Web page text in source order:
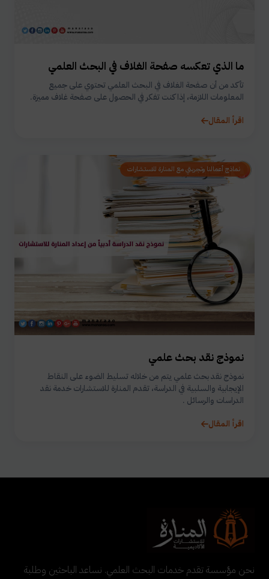
ما الذي تعكسه صفحة الغلاف في البحث العلمي
تأكد من أن صفحة الغلاف في البحث العلمي تحتوي على جميع
المعلومات اللازمة، إذا كنت تفكر في الحصول على صفحة غلاف مميزة.
اقرأ المقال
نماذج أعمالنا وتجربتي مع المنارة للاستشارات
نموذج نقد بحث علمي
نموذج نقد بحث علمي يتم من خلاله تسليط الضوء على النقاط
الإيجابية والسلبية في الدراسة، تقدم المنارة للاستشارات خدمة نقد
الدراسات والرسائل .
اقرأ المقال
نحن مؤسسة تقدم خدمات البحث العلمي. نساعد الباحثين وطلبة